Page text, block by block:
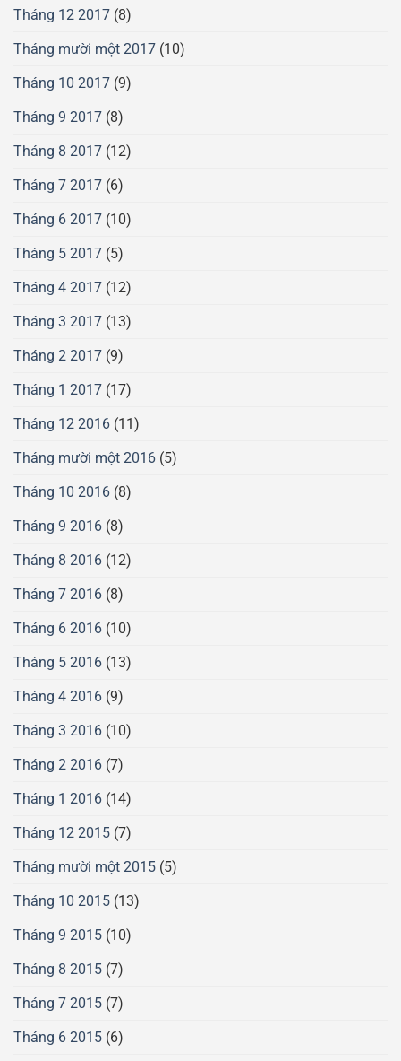
Tháng 12 2017 (8)
Tháng mười một 2017 (10)
Tháng 10 2017 (9)
Tháng 9 2017 (8)
Tháng 8 2017 (12)
Tháng 7 2017 (6)
Tháng 6 2017 (10)
Tháng 5 2017 (5)
Tháng 4 2017 (12)
Tháng 3 2017 (13)
Tháng 2 2017 (9)
Tháng 1 2017 (17)
Tháng 12 2016 (11)
Tháng mười một 2016 (5)
Tháng 10 2016 (8)
Tháng 9 2016 (8)
Tháng 8 2016 (12)
Tháng 7 2016 (8)
Tháng 6 2016 (10)
Tháng 5 2016 (13)
Tháng 4 2016 (9)
Tháng 3 2016 (10)
Tháng 2 2016 (7)
Tháng 1 2016 (14)
Tháng 12 2015 (7)
Tháng mười một 2015 (5)
Tháng 10 2015 (13)
Tháng 9 2015 (10)
Tháng 8 2015 (7)
Tháng 7 2015 (7)
Tháng 6 2015 (6)